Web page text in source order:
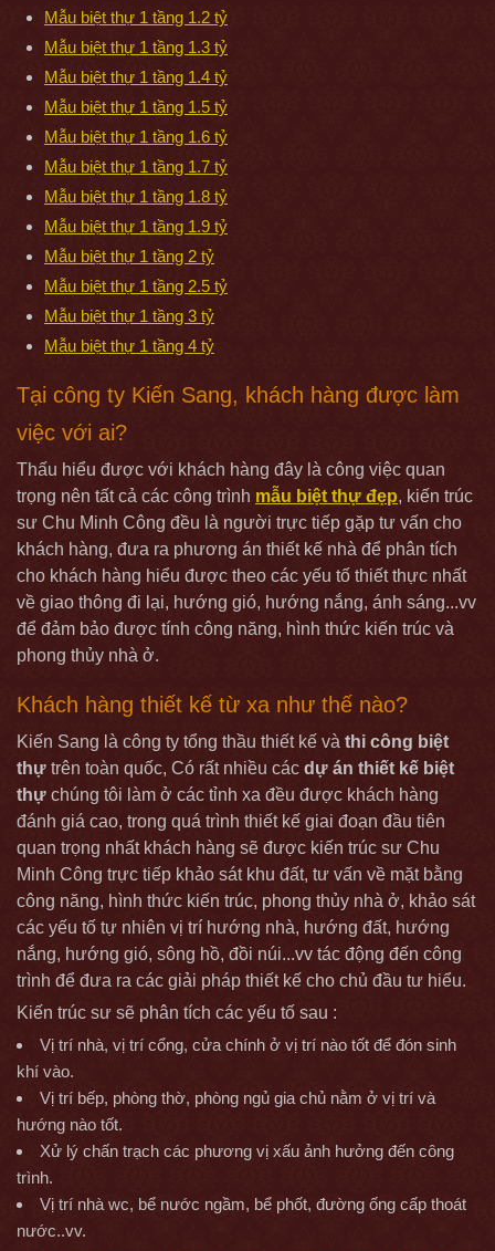
Mẫu biệt thự 1 tầng 1.2 tỷ
Mẫu biệt thự 1 tầng 1.3 tỷ
Mẫu biệt thự 1 tầng 1.4 tỷ
Mẫu biệt thự 1 tầng 1.5 tỷ
Mẫu biệt thự 1 tầng 1.6 tỷ
Mẫu biệt thự 1 tầng 1.7 tỷ
Mẫu biệt thự 1 tầng 1.8 tỷ
Mẫu biệt thự 1 tầng 1.9 tỷ
Mẫu biệt thự 1 tầng 2 tỷ
Mẫu biệt thự 1 tầng 2.5 tỷ
Mẫu biệt thự 1 tầng 3 tỷ
Mẫu biệt thự 1 tầng 4 tỷ
Tại công ty Kiến Sang, khách hàng được làm
việc với ai?
Thấu hiểu được với khách hàng đây là công việc quan
trọng nên tất cả các công trình mẫu biệt thự đẹp, kiến trúc
sư Chu Minh Công đều là người trực tiếp gặp tư vấn cho
khách hàng, đưa ra phương án thiết kế nhà để phân tích
cho khách hàng hiểu được theo các yếu tố thiết thực nhất
về giao thông đi lại, hướng gió, hướng nắng, ánh sáng...vv
để đảm bảo được tính công năng, hình thức kiến trúc và
phong thủy nhà ở.
Khách hàng thiết kế từ xa như thế nào?
Kiến Sang là công ty tổng thầu thiết kế và thi công biệt
thự trên toàn quốc, Có rất nhiều các dự án thiết kế biệt
thự chúng tôi làm ở các tỉnh xa đều được khách hàng
đánh giá cao, trong quá trình thiết kế giai đoạn đầu tiên
quan trọng nhất khách hàng sẽ được kiến trúc sư Chu
Minh Công trực tiếp khảo sát khu đất, tư vấn về mặt bằng
công năng, hình thức kiến trúc, phong thủy nhà ở, khảo sát
các yếu tố tự nhiên vị trí hướng nhà, hướng đất, hướng
nắng, hướng gió, sông hồ, đồi núi...vv tác động đến công
trình để đưa ra các giải pháp thiết kế cho chủ đầu tư hiểu.
Kiến trúc sư sẽ phân tích các yếu tố sau :
Vị trí nhà, vị trí cổng, cửa chính ở vị trí nào tốt để đón sinh
khí vào.
Vị trí bếp, phòng thờ, phòng ngủ gia chủ nằm ở vị trí và
hướng nào tốt.
Xử lý chấn trạch các phương vị xấu ảnh hưởng đến công
trình.
Vị trí nhà wc, bể nước ngầm, bể phốt, đường ống cấp thoát
nước..vv.